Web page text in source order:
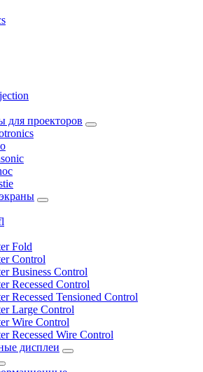
для проекторов
Fold
Control
Business Control
Recessed Control
Recessed Tensioned Control
Large Control
Wire Control
Recessed Wire Control
дисплеи